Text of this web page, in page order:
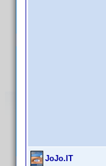
JoJo.IT